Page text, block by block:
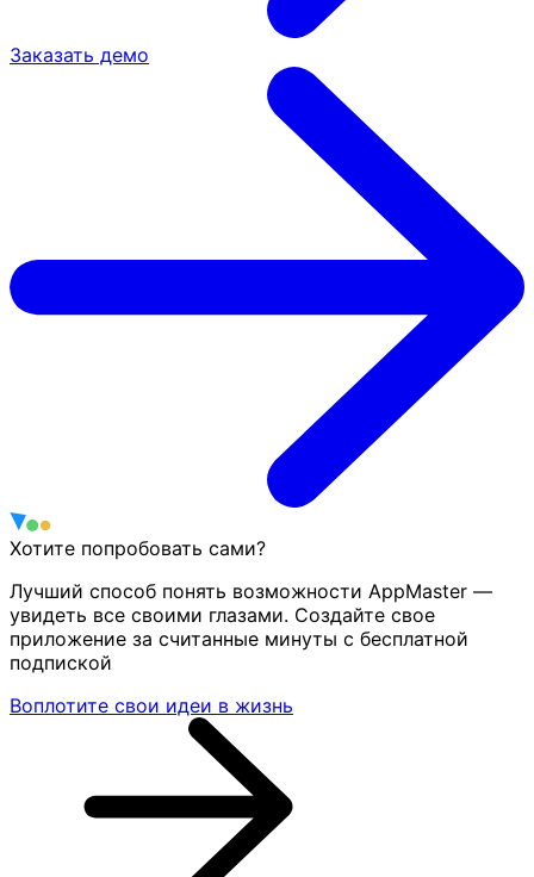
Заказать демо
Хотите попробовать сами?
Лучший способ понять возможности AppMaster —
увидеть все своими глазами. Создайте свое
приложение за считанные минуты с бесплатной
подпиской
Воплотите свои идеи в жизнь